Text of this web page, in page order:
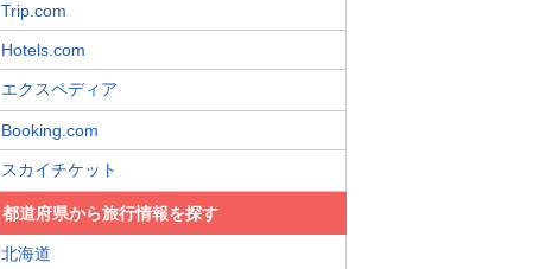
Trip.com
Hotels.com
エクスペディア
Booking.com
スカイチケット
都道府県から旅行情報を探す
北海道